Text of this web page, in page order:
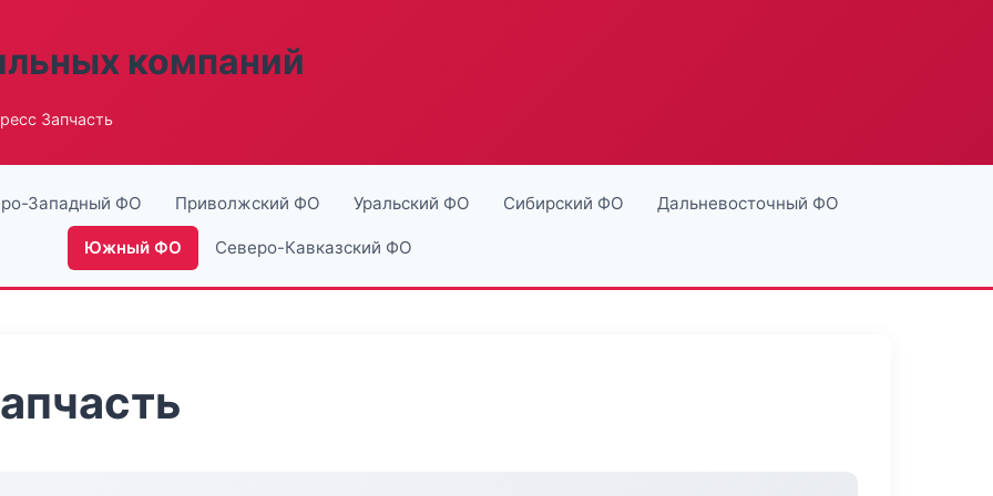
компаний
Запчасть
Западный ФО Приволжский ФО Уральский ФО Сибирский ФО Дальневосточный ФО
Южный ФО Северо-Кавказский ФО